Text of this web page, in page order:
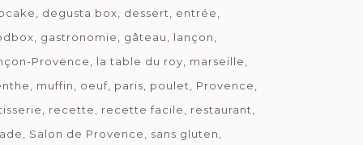
degusta box dessert
entrée
gastronomie gâteau
lançon
Provence
la table du roy
marseille
muffin oeuf paris poulet
Provence
recette recette facile
restaurant
Salon de Provence
sans gluten